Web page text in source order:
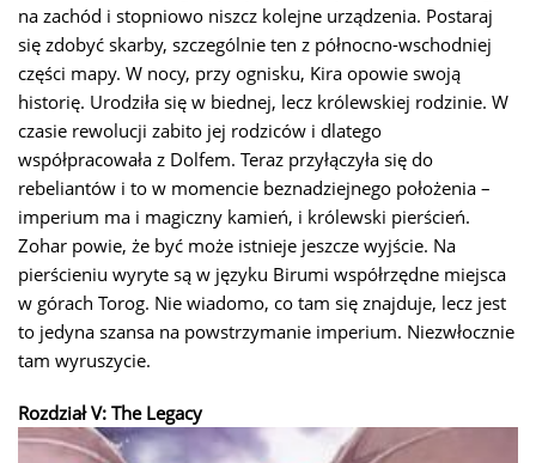
na zachód i stopniowo niszcz kolejne urządzenia. Postaraj
się zdobyć skarby, szczególnie ten z północno-wschodniej
części mapy. W nocy, przy ognisku, Kira opowie swoją
historię. Urodziła się w biednej, lecz królewskiej rodzinie. W
czasie rewolucji zabito jej rodziców i dlatego
współpracowała z Dolfem. Teraz przyłączyła się do
rebeliantów i to w momencie beznadziejnego położenia –
imperium ma i magiczny kamień, i królewski pierścień.
Zohar powie, że być może istnieje jeszcze wyjście. Na
pierścieniu wyryte są w języku Birumi współrzędne miejsca
w górach Torog. Nie wiadomo, co tam się znajduje, lecz jest
to jedyna szansa na powstrzymanie imperium. Niezwłocznie
tam wyruszycie.
Rozdział V: The Legacy